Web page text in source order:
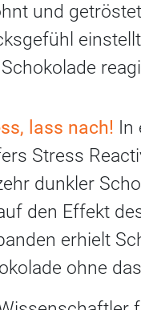
und
lass nach!
Stress
dunkler
den Effekt
erhielt
ohne